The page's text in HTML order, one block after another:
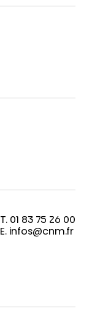
T. 01 83 75 26 00
E. infos@cnm.fr